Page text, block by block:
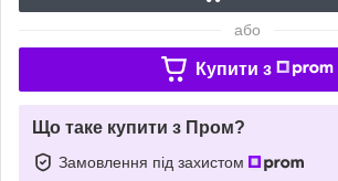
або
Купити з
Що таке купити з Пром?
Замовлення під захистом